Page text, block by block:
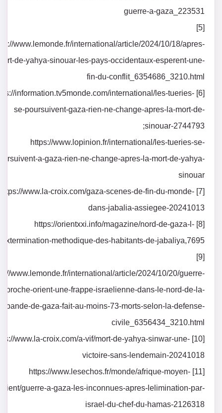
guerre-a-gaza_223531
[5]
www.lemonde.fr/international/article/2024/10/18/apres-
de-yahya-sinouar-les-pays-occidentaux-esperent-une-
fin-du-conflit_6354686_3210.html
https://information.tv5monde.com/international/les-tueries-
se-poursuivent-gaza-rien-ne-change-apres-la-mort-de-
sinouar-2744793;
https://www.lopinion.fr/international/les-tueries-se-
a-gaza-rien-ne-change-apres-la-mort-de-yahya-
sinouar
[7] https://www.la-croix.com/gaza-scenes-de-fin-du-monde-
dans-jabalia-assiegee-20241013
[8] https://orientxxi.info/magazine/nord-de-gaza-l-
extermination-methodique-des-habitants-de-jabaliya,7695
[9]
www.lemonde.fr/international/article/2024/10/20/guerre-
proche-orient-une-frappe-israelienne-dans-le-nord-de-la-
bande-de-gaza-fait-au-moins-73-morts-selon-la-defense-
civile_6356434_3210.html
https://www.la-croix.com/a-vif/mort-de-yahya-sinwar-une-
victoire-sans-lendemain-20241018
[11] https://www.lesechos.fr/monde/afrique-moyen-
orient/guerre-a-gaza-les-inconnues-apres-lelimination-par-
israel-du-chef-du-hamas-2126318